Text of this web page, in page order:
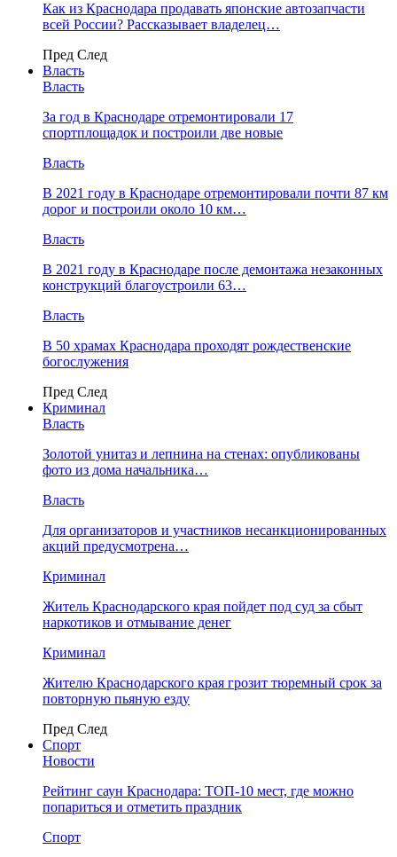
Как из Краснодара продавать японские автозапчасти
всей России? Рассказывает владелец…
Пред След
Власть
Власть
За год в Краснодаре отремонтировали 17
спортплощадок и построили две новые
Власть
В 2021 году в Краснодаре отремонтировали почти 87 км
дорог и построили около 10 км…
Власть
В 2021 году в Краснодаре после демонтажа незаконных
конструкций благоустроили 63…
Власть
В 50 храмах Краснодара проходят рождественские
богослужения
Пред След
Криминал
Власть
​Золотой унитаз и лепнина на стенах: опубликованы
фото из дома начальника…
Власть
Для организаторов и участников несанкционированных
акций предусмотрена…
Криминал
Житель Краснодарского края пойдет под суд за сбыт
наркотиков и отмывание денег
Криминал
Жителю Краснодарского края грозит тюремный срок за
повторную пьяную езду
Пред След
Спорт
Новости
Рейтинг саун Краснодара: ТОП-10 мест, где можно
попариться и отметить праздник
Спорт